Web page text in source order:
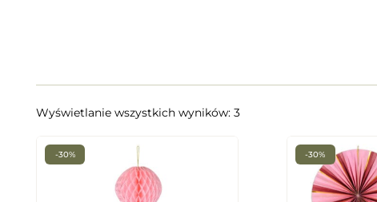
Wyświetlanie wszystkich wyników: 3
-30% -30%